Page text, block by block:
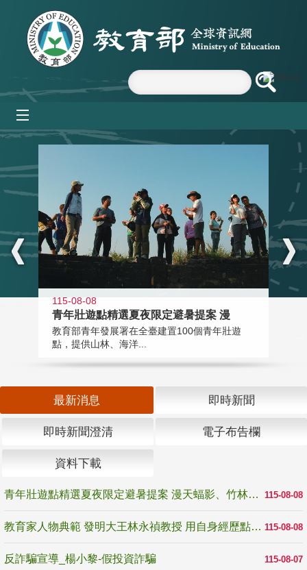
跳到主要內容區塊
:::
115-08-08
青年壯遊點精選夏夜限定避暑提案 漫
教育部青年發展署在全臺建置100個青年壯遊
點，提供山林、海洋...
最新消息 即時新聞
即時新聞澄清 電子布告欄
資料下載
115-08-08
青年壯遊點精選夏夜限定避暑提案 漫天蝠影、竹林尋蛙、茶香夜觀 邀青年暮色出發
115-08-08
教育家人物典範 發明大王林永禎教授 用自身經歷點亮學生的路
115-08-07
反詐騙宣導_楊小黎-假投資詐騙